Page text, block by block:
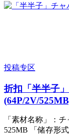
投稿专区
折扣 「半半子
(64P/2V/
「素材名称」：
525MB 「储存形